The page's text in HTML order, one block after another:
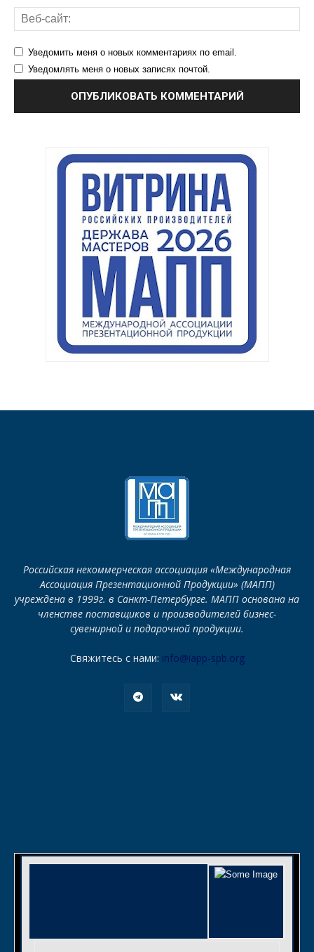
Уведомить меня о новых комментариях по email.
Уведомлять меня о новых записях почтой.
Российская некоммерческая ассоциация «Международная
Ассоциация Презентационной Продукции» (МАПП)
учреждена в 1999г. в Санкт-Петербурге. МАПП основана на
членстве поставщиков и производителей бизнес-
сувенирной и подарочной продукции.
Свяжитесь с нами: info@iapp-spb.org